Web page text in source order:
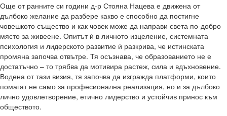
Още от ранните си години д-р Стояна Нацева е движена от
дълбоко желание да разбере какво е способно да постигне
човешкото същество и как човек може да направи света по-добро
място за живеене. Опитът ѝ в личното изцеление, системната
психология и лидерското развитие ѝ разкрива, че истинската
промяна започва отвътре. Тя осъзнава, че образованието не е
достатъчно – то трябва да мотивира растеж, сила и вдъхновение.
Водена от тази визия, тя започва да изгражда платформи, които
помагат не само за професионална реализация, но и за дълбоко
лично удовлетворение, етично лидерство и устойчив принос към
обществото.